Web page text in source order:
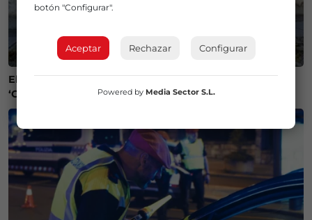
El Ayuntamiento de Gernika ayudará a restaurar un
‘Guernica’ argentino
botón "Configurar".
Aceptar Rechazar Configurar
Powered by Media Sector S.L.